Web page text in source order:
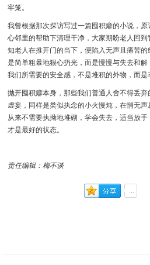
牢笼。
我曾根据那次探访写过一篇囤积癖的小说，
心邻里的帮助下清理干净，大家期盼老人回
知老人在推开门的当下，便陷入无声且痛苦
是简单粗暴地狠心扔光，而是慢慢与失去和解
我们所需要的安全感，不是堆积的外物，而是
抛开囤积癖本身，那些我们普通人舍不得丢
虚妄，同样是类似执念的小火慢炖，在悄无
从来不需要执拗地堆砌，学会失去，适当放
才是最好的状态。
责任编辑：梅不谈